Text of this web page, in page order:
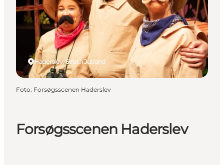
Accommodaties
Plan je reis
Forsøgsscenen Haderslev
Haderslev, South Jutland
Foto: Forsøgsscenen Haderslev